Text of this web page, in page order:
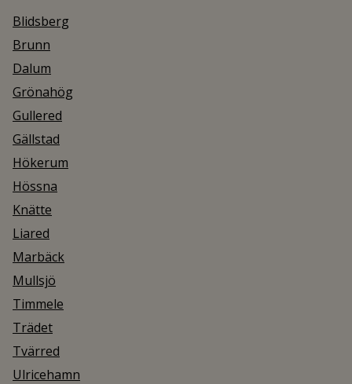
Blidsberg
Brunn
Dalum
Grönahög
Gullered
Gällstad
Hökerum
Hössna
Knätte
Liared
Marbäck
Mullsjö
Timmele
Trädet
Tvärred
Ulricehamn